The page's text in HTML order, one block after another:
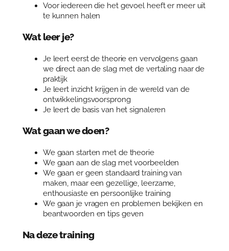
p
a
Voor iedereen die het gevoel heeft er meer uit
te kunnen halen
Wat leer je?
Je leert eerst de theorie en vervolgens gaan
we direct aan de slag met de vertaling naar de
praktijk
Je leert inzicht krijgen in de wereld van de
ontwikkelingsvoorsprong
Je leert de basis van het signaleren
Wat gaan we doen?
We gaan starten met de theorie
We gaan aan de slag met voorbeelden
We gaan er geen standaard training van
maken, maar een gezellige, leerzame,
enthousiaste en persoonlijke training
We gaan je vragen en problemen bekijken en
beantwoorden en tips geven
Na deze training